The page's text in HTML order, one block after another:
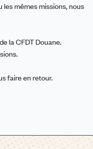
mêmes missions, nous
la CFDT Douane.
faire en retour.